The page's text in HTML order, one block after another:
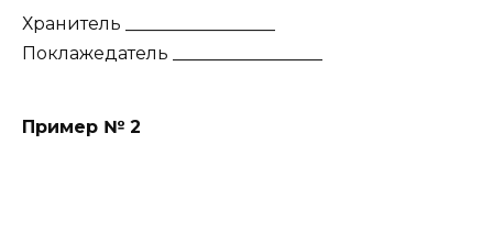
Хранитель _________________
Поклажедатель _________________
Пример № 2